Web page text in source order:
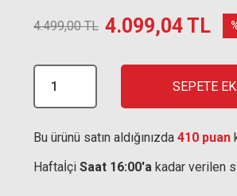
4.499,00 TL 4.099,04 TL
SEPETE
Bu ürünü satın aldığınızda 410 puan
Haftaİçi Saat 16:00'a kadar verilen